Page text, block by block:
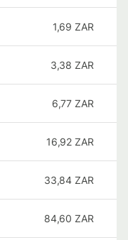
1,69 ZAR
3,38 ZAR
6,77 ZAR
16,92 ZAR
33,84 ZAR
84,60 ZAR